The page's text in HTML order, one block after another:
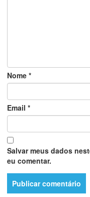
Nome *
Email *
Salvar meus dados
eu comentar.